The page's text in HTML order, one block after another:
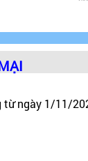
từ ngày 1/11/